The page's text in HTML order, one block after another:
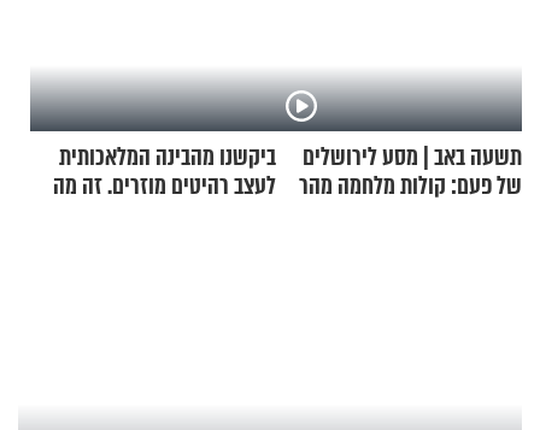
תשעה באב | מסע לירושלים
של פעם: קולות מלחמה מהר
ביקשנו מהבינה המלאכותית
לעצב רהיטים מוזרים. זה מה